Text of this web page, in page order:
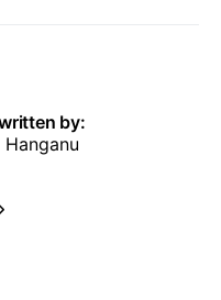
by:
Hanganu